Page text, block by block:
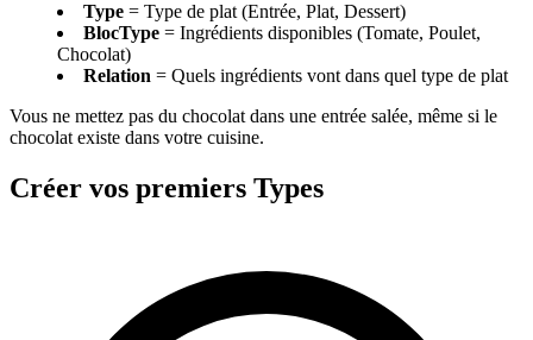
Type = Type de plat (Entrée, Plat, Dessert)
BlocType = Ingrédients disponibles (Tomate, Poulet,
Chocolat)
Relation = Quels ingrédients vont dans quel type de plat
Vous ne mettez pas du chocolat dans une entrée salée, même si le
chocolat existe dans votre cuisine.
Créer vos premiers Types